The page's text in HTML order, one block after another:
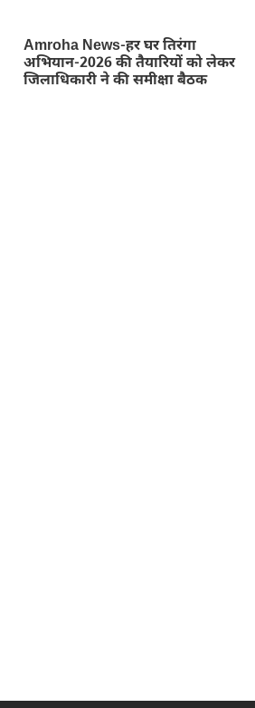
Amroha News-हर घर तिरंगा
अभियान-2026 की तैयारियों को लेकर
जिलाधिकारी ने की समीक्षा बैठक